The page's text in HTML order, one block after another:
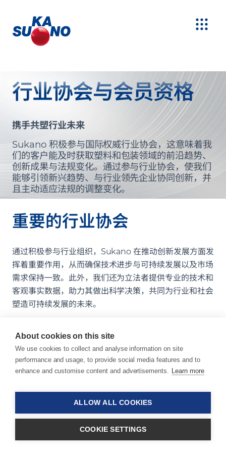
行业协会与会员资格
携手共塑行业未来
Sukano 积极参与国际权威行业协会，这意味着我
们的客户能及时获取塑料和包装领域的前沿趋势、
创新成果与法规变化。通过参与行业协会，使我们
能够引领新兴趋势、与行业领先企业协同创新，并
且主动适应法规的调整变化。
重要的行业协会
通过积极参与行业组织，Sukano 在推动创新发展方面发
挥着重要作用，从而确保技术进步与可持续发展以及市场
需求保持一致。此外，我们还为立法者提供专业的技术和
客观事实数据，助力其做出科学决策，共同为行业和社会
塑造可持续发展的未来。
欧洲生物塑料协会（EUBP）致力于推动欧洲生物基塑料
产业发展，其宗旨是提升公众对生物基塑料的认知并扩大
市场需求。该协会的使命是推动欧洲生物基塑料市场的经
作为可生物降解聚合物应用领域的先锋，Sukano 将助力
行业实现取代传统塑料的壮举。我们以科学方案为基础，
秉持负责任的设计理念，在满足产品报废及认证要求的同
About cookies on this site
We use cookies to collect and analyse information on site
performance and usage, to provide social media features and to
enhance and customise content and advertisements. Learn more
ALLOW ALL COOKIES
COOKIE SETTINGS